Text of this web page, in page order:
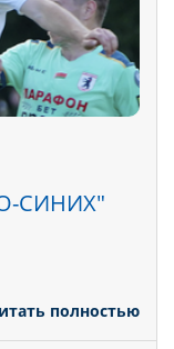
СИНИХ"
полностью